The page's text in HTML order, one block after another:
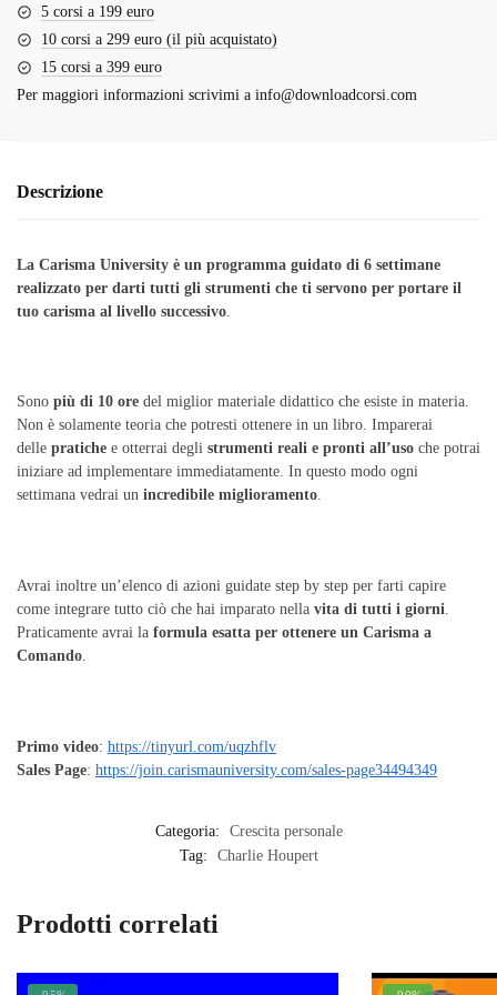
5 corsi a 199 euro
10 corsi a 299 euro (il più acquistato)
15 corsi a 399 euro
Per maggiori informazioni scrivimi a info@downloadcorsi.com
Descrizione
La Carisma University è un programma guidato di 6 settimane
realizzato per darti tutti gli strumenti che ti servono per portare il
tuo carisma al livello successivo
Sono più di 10 ore del miglior materiale didattico che esiste in materia.
Non è solamente teoria che potresti ottenere in un libro. Imparerai
delle pratiche e otterrai degli strumenti reali e pronti all’uso che potrai
iniziare ad implementare immediatamente. In questo modo ogni
settimana vedrai un incredibile miglioramento.
Avrai inoltre un’elenco di azioni guidate step by step per farti capire
come integrare tutto ciò che hai imparato nella vita di tutti i giorni
Praticamente avrai la formula esatta per ottenere un Carisma a
Comando
Primo video: https://tinyurl.com/uqzhflv
Sales Page: https://join.carismauniversity.com/sales-page34494349
Categoria:
Crescita personale
Tag:
Charlie Houpert
Prodotti correlati